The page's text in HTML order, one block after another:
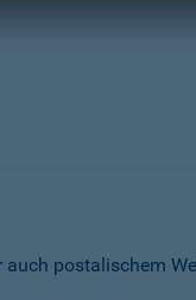
postalischem